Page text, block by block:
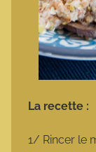
La recette :
1/ Rincer le